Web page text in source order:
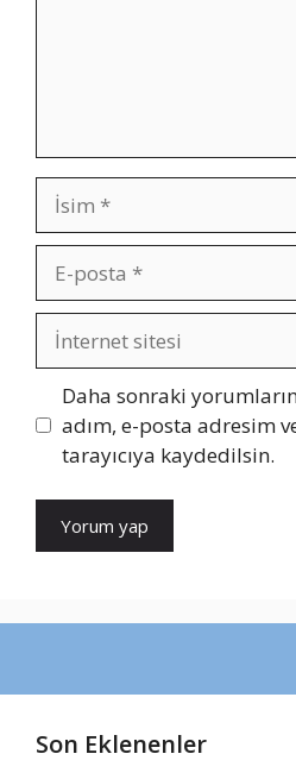
İsim
posta
İnternet
sitesi
Daha sonraki
adım, e-posta adresim
tarayıcıya kaydedilsin.
Son Eklenenler